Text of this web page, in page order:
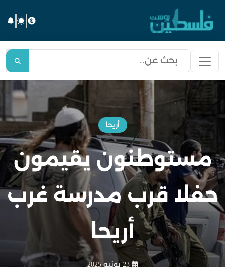
أريحا
مستوطنون يقيمون
حفلا قرب مدرسة غرب
أريحا